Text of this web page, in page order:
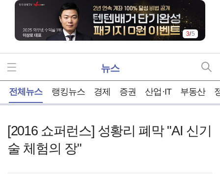
3/5
뉴스
전체뉴스 랭킹뉴스 경제 증권 산업·IT 부동산
[2016 쇼퍼런스] 성황리 폐막 "AI 신기
술 체험의 장"